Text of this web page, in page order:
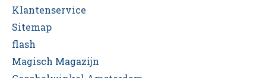
Klantenservice
Sitemap
flash
Magisch Magazijn